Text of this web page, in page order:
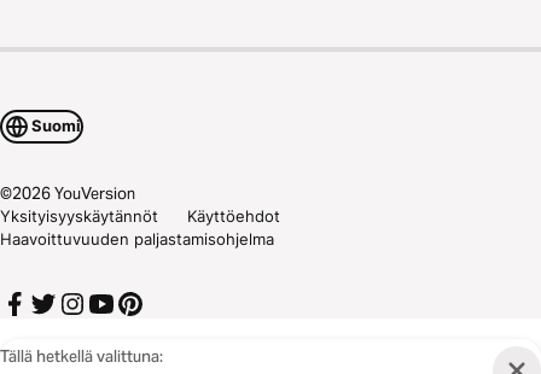
Tällä hetkellä valittuna:
Suomi
©2026YouVersion
Yksityisyyskäytännöt
Käyttöehdot
Haavoittuvuuden paljastamisohjelma